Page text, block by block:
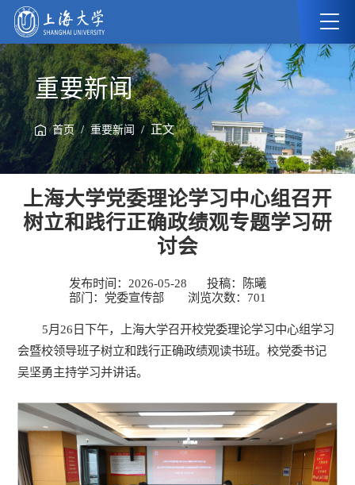
重要新闻
首页/重要新闻 / 正文
上海大学党委理论学习中心组召开
树立和践行正确政绩观专题学习研
讨会
发布时间：2026-05-28
投稿：陈曦
部门：党委宣传部
浏览次数： 701
5月26日下午，上海大学召开校党委理论学习中心组学习
会暨校领导班子树立和践行正确政绩观读书班。校党委书记
吴坚勇主持学习并讲话。